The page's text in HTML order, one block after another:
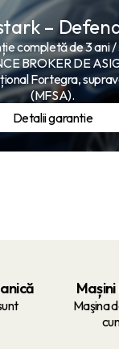
–
completă de 3 ani
BROKER DE
Fortegra,
(MFSA).
Detalii garantie
Maşina